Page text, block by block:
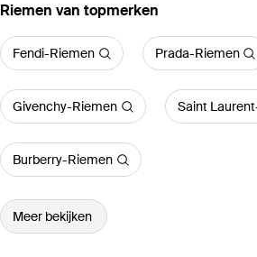
‪Riemen‬ van topmerken
Fendi-Riemen Prada-Riemen
Givenchy-Riemen Saint
Burberry-Riemen
Meer bekijken